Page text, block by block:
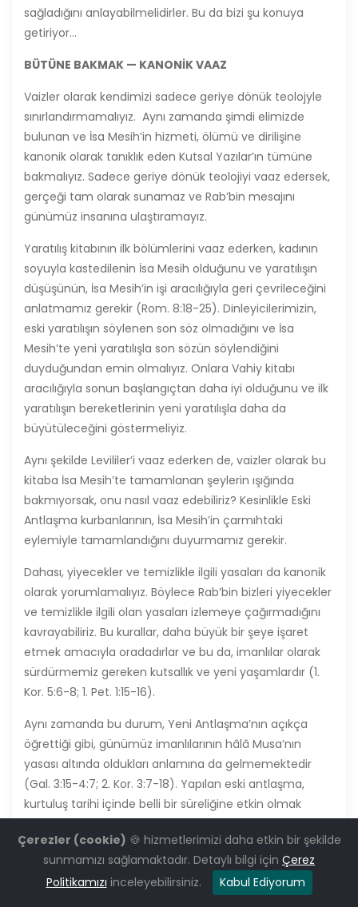
sağladığını anlayabilmelidirler. Bu da bizi şu konuya
getiriyor…
BÜTÜNE BAKMAK — KANONİK VAAZ
Vaizler olarak kendimizi sadece geriye dönük teolojyle
sınırlandırmamalıyız. Aynı zamanda şimdi elimizde
bulunan ve İsa Mesih’in hizmeti, ölümü ve dirilişine
kanonik olarak tanıklık eden Kutsal Yazılar’ın tümüne
bakmalıyız. Sadece geriye dönük teolojiyi vaaz edersek,
gerçeği tam olarak sunamaz ve Rab’bin mesajını
günümüz insanına ulaştıramayız.
Yaratılış kitabının ilk bölümlerini vaaz ederken, kadının
soyuyla kastedilenin İsa Mesih olduğunu ve yaratılışın
düşüşünün, İsa Mesih’in işi aracılığıyla geri çevrileceğini
anlatmamız gerekir (Rom. 8:18-25). Dinleyicilerimizin,
eski yaratılışın söylenen son söz olmadığını ve İsa
Mesih’te yeni yaratılışla son sözün söylendiğini
duyduğundan emin olmalıyız. Onlara Vahiy kitabı
aracılığıyla sonun başlangıçtan daha iyi olduğunu ve ilk
yaratılışın bereketlerinin yeni yaratılışla daha da
büyütüleceğini göstermeliyiz.
Aynı şekilde Levililer’i vaaz ederken de, vaizler olarak bu
kitaba İsa Mesih’te tamamlanan şeylerin ışığında
bakmıyorsak, onu nasıl vaaz edebiliriz? Kesinlikle Eski
Antlaşma kurbanlarının, İsa Mesih’in çarmıhtaki
eylemiyle tamamlandığını duyurmamız gerekir.
Dahası, yiyecekler ve temizlikle ilgili yasaları da kanonik
olarak yorumlamalıyız. Böylece Rab’bin bizleri yiyecekler
ve temizlikle ilgili olan yasaları izlemeye çağırmadığını
kavrayabiliriz. Bu kurallar, daha büyük bir şeye işaret
etmek amacıyla oradadırlar ve bu da, imanlılar olarak
sürdürmemiz gereken kutsallık ve yeni yaşamlardır (1.
Kor. 5:6-8; 1. Pet. 1:15-16).
Aynı zamanda bu durum, Yeni Antlaşma’nın açıkça
öğrettiği gibi, günümüz imanlılarının hâlâ Musa’nın
yasası altında oldukları anlamına da gelmemektedir
(Gal. 3:15-4:7; 2. Kor. 3:7-18). Yapılan eski antlaşma,
kurtuluş tarihi içinde belli bir süreliğine etkin olmak
tamamlanışla birlikte bizler, İsraillilere Rab tarafından
verilen yasa altında değiliz. Bu nedenle, İsrail’e verilen
yasaların günümüz uluslarına bir örnek olarak
Çerezler (cookie) 🍪 hizmetlerimizi daha etkin bir şekilde
sunmamızı sağlamaktadır. Detaylı bilgi için Çerez
Politikamızı inceleyebilirsiniz. Kabul Ediyorum